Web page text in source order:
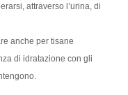
attraverso l’urina, di
anche per tisane
di idratazione con gli